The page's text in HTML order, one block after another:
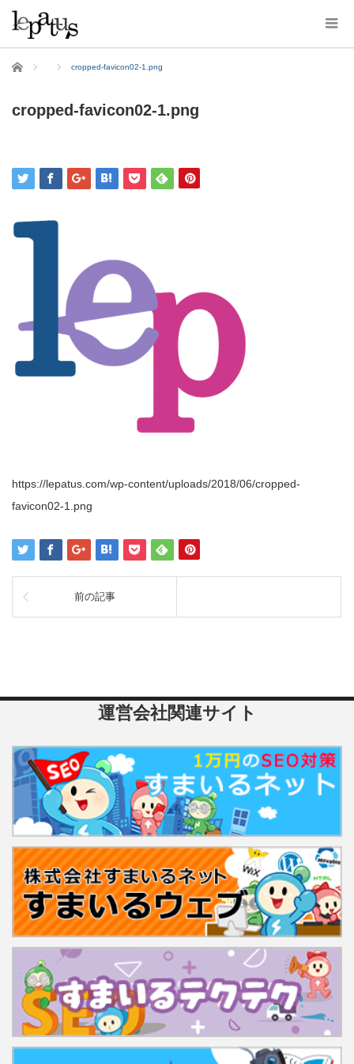
ホーム cropped-favicon02-1.png
cropped-favicon02-1.png
https://lepatus.com/wp-content/uploads/2018/06/cropped-
favicon02-1.png
前の記事
運営会社関連サイト